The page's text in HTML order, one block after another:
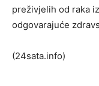
preživjelih od raka
odgovarajuće
(24sata.info)